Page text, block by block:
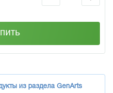
из раздела GenArts